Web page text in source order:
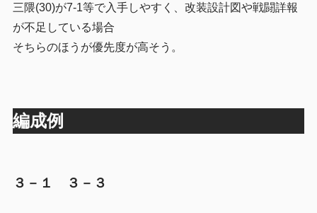
三隈(30)が7-1等で入手しやすく、改装設計図や戦闘詳報
が不足している場合
そちらのほうが優先度が高そう。
編成例
３－１ ３－３